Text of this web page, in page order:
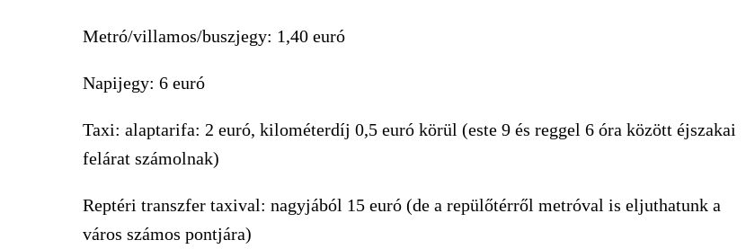
Metró/villamos/buszjegy: 1,40 euró
Napijegy: 6 euró
Taxi: alaptarifa: 2 euró, kilométerdíj 0,5 euró körül (este 9 és reggel 6 óra között éjszakai
felárat számolnak)
Reptéri transzfer taxival: nagyjából 15 euró (de a repülőtérről metróval is eljuthatunk a
város számos pontjára)